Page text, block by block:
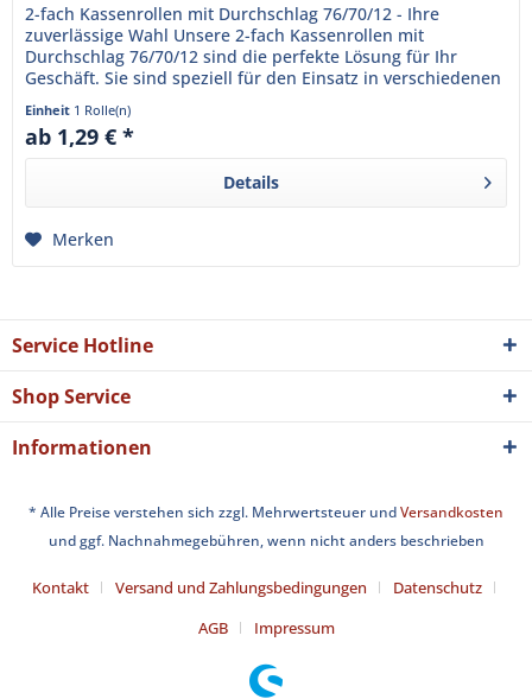
2-fach Kassenrollen mit Durchschlag 76/70/12 - Ihre
zuverlässige Wahl Unsere 2-fach Kassenrollen mit
Durchschlag 76/70/12 sind die perfekte Lösung für Ihr
Geschäft. Sie sind speziell für den Einsatz in verschiedenen
Kassensystemen...
Einheit 1 Rolle(n)
ab 1,29 € *
Details
Merken
Service Hotline
Shop Service
Informationen
* Alle Preise verstehen sich zzgl. Mehrwertsteuer undVersandkosten
und ggf. Nachnahmegebühren, wenn nicht anders beschrieben
Kontakt Versand und Zahlungsbedingungen
Datenschutz
AGB
Impressum